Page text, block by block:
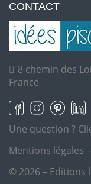
CONTACT
8 chemin des
France
Une question ?
Mentions légales
© 2026 – Editions